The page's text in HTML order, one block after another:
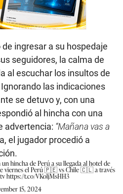
ingresar a su hospedaje
seguidores, la calma de
al escuchar los insultos de
las indicaciones
se detuvo y, con una
al hincha con una
advertencia: “Mañana vas a
el jugador procedió a
hincha de Perú a su llegada al hotel de
viernes el Perú 🇵🇪 vs Chile 🇨🇱 a través
https://t.co/VKoljMsHH3
15, 2024